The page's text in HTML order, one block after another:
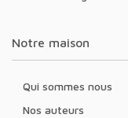
Notre maison
Qui sommes nous
Nos auteurs